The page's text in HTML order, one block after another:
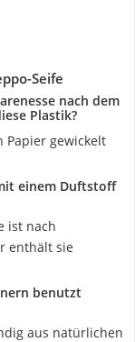
Seife
nach dem
Plastik?
Papier gewickelt
einem Duftstoff
ist nach
enthält sie
benutzt
aus natürlichen